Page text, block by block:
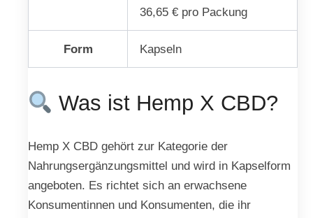
36,65 € pro Packung
Form Kapseln
Was ist Hemp X CBD?
Hemp X CBD gehört zur Kategorie der
Nahrungsergänzungsmittel und wird in Kapselform
angeboten. Es richtet sich an erwachsene
Konsumentinnen und Konsumenten, die ihr